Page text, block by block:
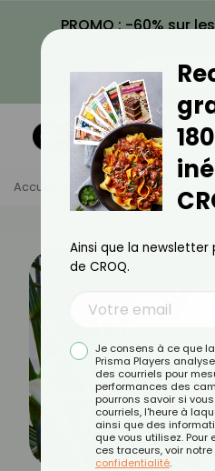
PROMO : -60% sur
VOIR LA
Accueil Actus Recettes
Ainsi que la newsletter
de CROQ.
Je consens à ce que
Prisma Players
des courriels pour
performances des
pourrons savoir si
courriels, l'heure à
ainsi que des
que vous utilisez. Pour
ces traceurs, voir notre
confidentialité.